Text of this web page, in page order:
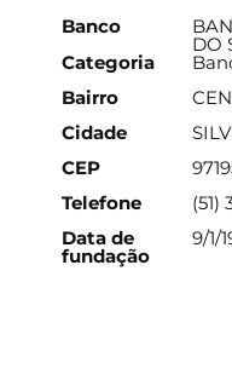
Banco
DO
Categoria
Bairro
Cidade
CEP
Telefone
(51)
Data de
fundação
9/1/